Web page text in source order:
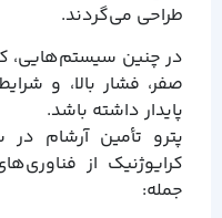
طراحی می‌گردند.
در چنین سیستم‌هایی،
صفر، فشار بالا، و
پایدار داشته باشد.
پترو تأمین آرشام
کرایوژنیک از
جمله: